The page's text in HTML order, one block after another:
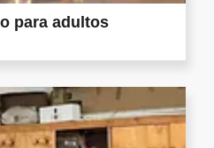
para adultos